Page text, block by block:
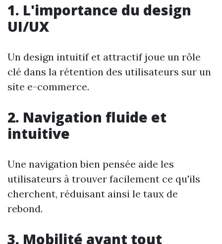
1. L'importance du design
UI/UX
Un design intuitif et attractif joue un rôle
clé dans la rétention des utilisateurs sur un
site e-commerce.
2. Navigation fluide et
intuitive
Une navigation bien pensée aide les
utilisateurs à trouver facilement ce qu'ils
cherchent, réduisant ainsi le taux de
rebond.
3. Mobilité avant tout